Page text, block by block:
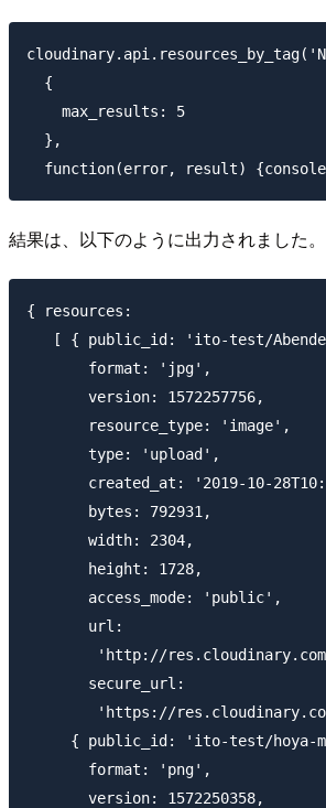
  {
    max_results: 5
  },
結果は、以下のように出力されました。
{ resources:
[ { public_id: 'ito-test/
       format: 'jpg',
       version: 1572257756,
       resource_type: 'image',
       type: 'upload',
created_at: '2019-10-
       bytes: 792931,
       width: 2304,
       height: 1728,
       access_mode: 'public',
       url:
'http://
       secure_url:
'https://
{ public_id: 'ito-test/hoya-
       format: 'png',
       version: 1572250358,